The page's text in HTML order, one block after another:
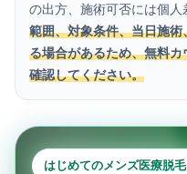
の出方、施術可否には個人
範囲、対象条件、当日施
る場合があるため、無料
確認してください。
はじめてのメンズ医療脱